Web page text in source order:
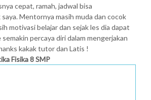
Lainnya
cepat, ramah, jadwal bisa
Mentornya masih muda dan cocok
motivasi belajar dan sejak les dia dapat
percaya diri dalam mengerjakan
kakak tutor dan Latis !
Fisika 8 SMP